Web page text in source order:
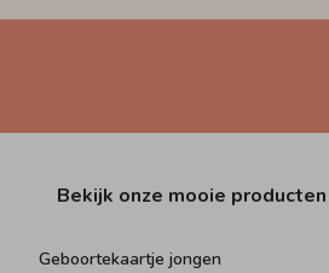
Bekijk onze mooie producten
Geboortekaartje jongen